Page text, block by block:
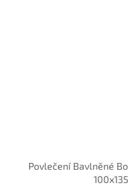
Povlečení Bavlněné